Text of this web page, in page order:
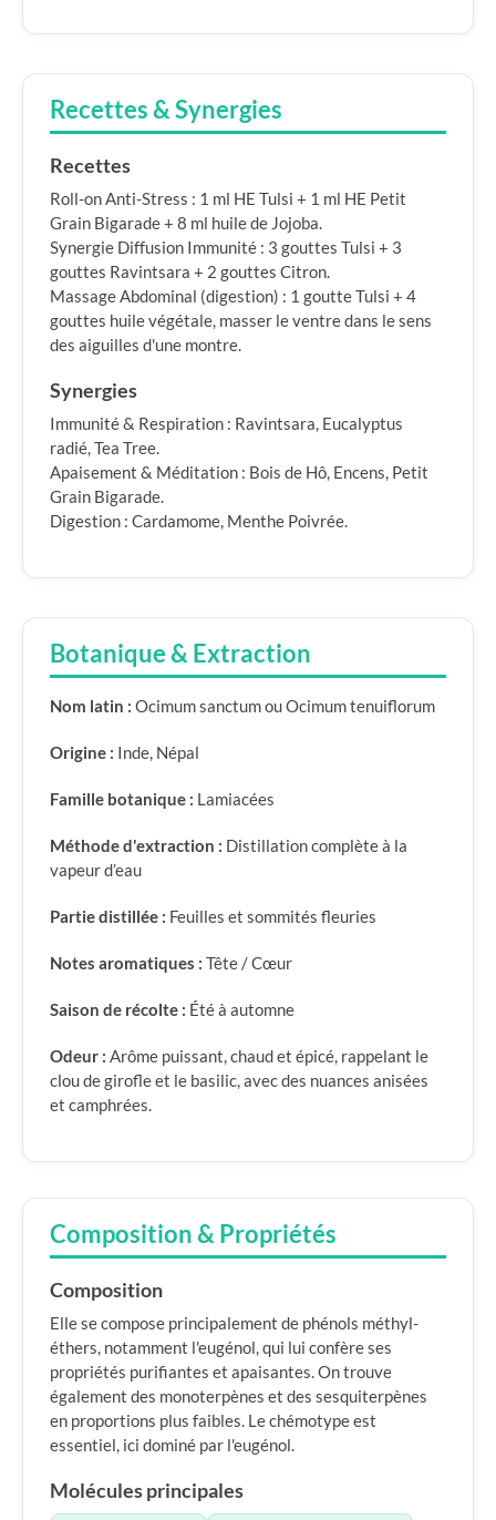
Recettes & Synergies
Recettes
Roll-on Anti-Stress : 1 ml HE Tulsi + 1 ml HE Petit
Grain Bigarade + 8 ml huile de Jojoba.
Synergie Diffusion Immunité : 3 gouttes Tulsi + 3
gouttes Ravintsara + 2 gouttes Citron.
Massage Abdominal (digestion) : 1 goutte Tulsi + 4
gouttes huile végétale, masser le ventre dans le sens
des aiguilles d'une montre.
Synergies
Immunité & Respiration : Ravintsara, Eucalyptus
radié, Tea Tree.
Apaisement & Méditation : Bois de Hô, Encens, Petit
Grain Bigarade.
Digestion : Cardamome, Menthe Poivrée.
Botanique & Extraction
Nom latin : Ocimum sanctum ou Ocimum tenuiflorum
Origine : Inde, Népal
Famille botanique : Lamiacées
Méthode d'extraction : Distillation complète à la
vapeur d’eau
Partie distillée : Feuilles et sommités fleuries
Notes aromatiques : Tête / Cœur
Saison de récolte : Été à automne
Odeur : Arôme puissant, chaud et épicé, rappelant le
clou de girofle et le basilic, avec des nuances anisées
et camphrées.
Composition & Propriétés
Composition
Elle se compose principalement de phénols méthyl-
éthers, notamment l'eugénol, qui lui confère ses
propriétés purifiantes et apaisantes. On trouve
également des monoterpènes et des sesquiterpènes
en proportions plus faibles. Le chémotype est
essentiel, ici dominé par l'eugénol.
Molécules principales